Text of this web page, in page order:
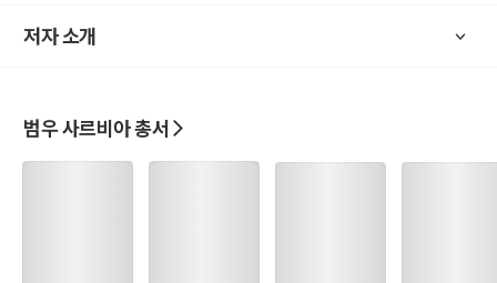
저자 소개
범우 사르비아 총서